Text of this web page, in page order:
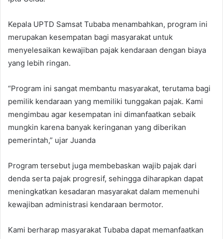
Kepala UPTD Samsat Tubaba menambahkan, program ini
merupakan kesempatan bagi masyarakat untuk
menyelesaikan kewajiban pajak kendaraan dengan biaya
yang lebih ringan.
“Program ini sangat membantu masyarakat, terutama bagi
pemilik kendaraan yang memiliki tunggakan pajak. Kami
mengimbau agar kesempatan ini dimanfaatkan sebaik
mungkin karena banyak keringanan yang diberikan
pemerintah,” ujar Juanda
Program tersebut juga membebaskan wajib pajak dari
denda serta pajak progresif, sehingga diharapkan dapat
meningkatkan kesadaran masyarakat dalam memenuhi
kewajiban administrasi kendaraan bermotor.
Kami berharap masyarakat Tubaba dapat memanfaatkan